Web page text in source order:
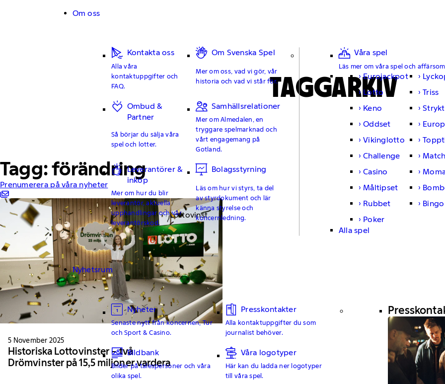
Om oss
Kontakta oss
Alla våra
kontaktuppgifter och
FAQ.
Om Svenska Spel
Mer om oss, vad vi gör, vår
historia och vad vi står för.
Ombud &
Partner
Så börjar du sälja våra
spel och lotter.
Samhällsrelationer
Mer om Almedalen, en
tryggare spelmarknad och
vårt engagemang på
Gotland.
Leverantörer &
inköp
Mer om hur du blir
leverantör, aktuella
upphandlingar och vår
leverantörskod.
Bolagsstyrning
Läs om hur vi styrs, ta del
av styrdokument och lär
känna styrelse och
koncernledning.
Våra spel
Läs mer om våra spel och
Eurojackpot
Lotto
Triss
Keno
Oddset
Vikinglotto
Challenge
Casino
Måltipset
Rubbet
Bingo
Poker
Alla spel
Nyhetsrum
Nyheter
Senaste nytt från koncernen, Tur
och Sport & Casino.
Presskontakter
Alla kontaktuppgifter du som
journalist behöver.
Bildbank
Bilder på talespersoner och våra
olika spel.
Våra logotyper
Här kan du ladda ner logotyper
till våra spel.
TAGGARKIV
Tagg: förändring
Prenumerera på våra nyheter
Lottovinst
5 November 2025
Historiska Lottovinster – två
Drömvinster på 15,5 miljoner vardera